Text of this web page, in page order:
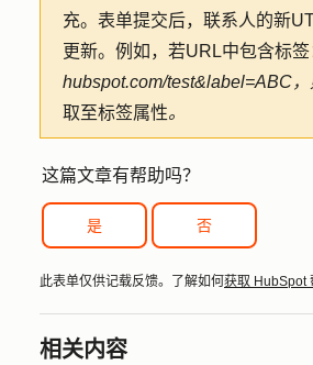
充。表单提交后，联系人的新
更新。例如，若URL中包含标签
hubspot.com/test&label=ABC，
取至标签属性。
这篇文章有帮助吗？
是 否
此表单仅供记载反馈。了解如何 获取 HubSpot
相关内容